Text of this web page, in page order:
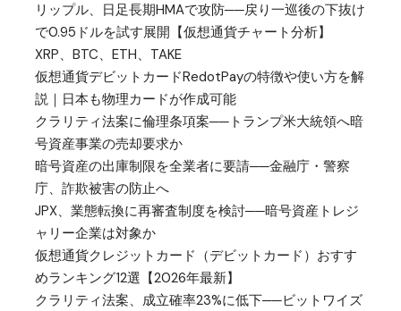
リップル、日足長期HMAで攻防──戻り一巡後の下抜け
で0.95ドルを試す展開【仮想通貨チャート分析】
XRP、BTC、ETH、TAKE
仮想通貨デビットカードRedotPayの特徴や使い方を解
説｜日本も物理カードが作成可能
クラリティ法案に倫理条項案──トランプ米大統領へ暗
号資産事業の売却要求か
暗号資産の出庫制限を全業者に要請──金融庁・警察
庁、詐欺被害の防止へ
JPX、業態転換に再審査制度を検討──暗号資産トレジ
ャリー企業は対象か
仮想通貨クレジットカード（デビットカード）おすす
めランキング12選【2026年最新】
クラリティ法案、成立確率23%に低下──ビットワイズ